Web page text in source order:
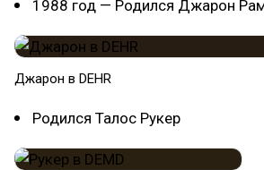
1988 год — Родился Джарон
Джарон в DEHR
Родился Талос Рукер